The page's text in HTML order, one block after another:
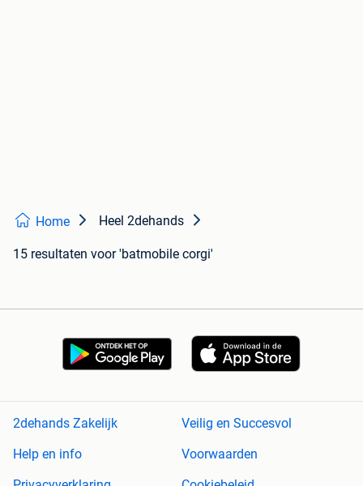
Home Heel 2dehands
15 resultaten voor 'batmobile corgi'
2dehands Zakelijk
Veilig en Succesvol
Help en info
Voorwaarden